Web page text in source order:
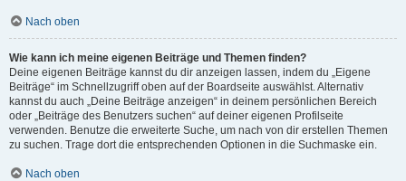
Nach oben
Wie kann ich meine eigenen Beiträge und Themen finden?
Deine eigenen Beiträge kannst du dir anzeigen lassen, indem du „Eigene
Beiträge“ im Schnellzugriff oben auf der Boardseite auswählst. Alternativ
kannst du auch „Deine Beiträge anzeigen“ in deinem persönlichen Bereich
oder „Beiträge des Benutzers suchen“ auf deiner eigenen Profilseite
verwenden. Benutze die erweiterte Suche, um nach von dir erstellen Themen
zu suchen. Trage dort die entsprechenden Optionen in die Suchmaske ein.
Nach oben